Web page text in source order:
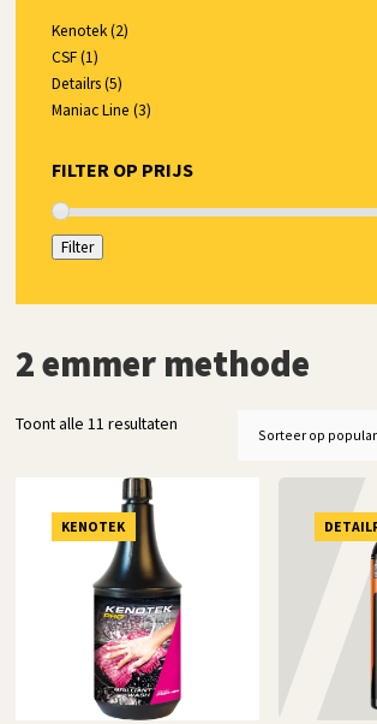
Kenotek (2)
CSF (1)
Detailrs (5)
Maniac Line (3)
FILTER OP PRIJS
Filter
2 emmer methode
Toont alle 11 resultaten
KENOTEK